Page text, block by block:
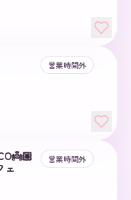
営業時間外
ェ
営業時間外